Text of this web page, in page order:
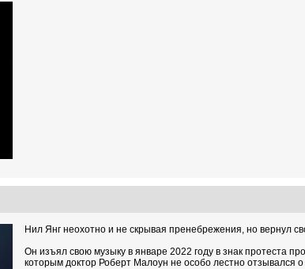
Нил Янг неохотно и не скрывая пренебрежения, но вернул
Он изъял свою музыку в январе 2022 году в знак протеста
которым доктор Роберт Малоун не особо лестно отзывался о